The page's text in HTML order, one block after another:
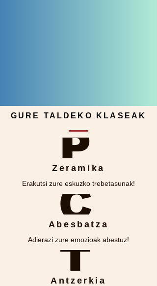
GURE TALDEKO KLASEAK
P
Zeramika
Erakutsi zure eskuzko trebetasunak!
C
Abesbatza
Adierazi zure emozioak abestuz!
T
Antzerkia